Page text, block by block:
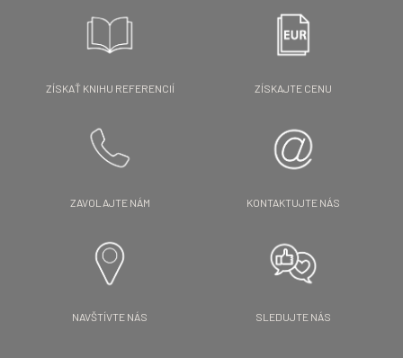
ZÍSKAŤ KNIHU REFERENCIÍ ZÍSKAJTE CENU
ZAVOLAJTE NÁM KONTAKTUJTE NÁS
NAVŠTÍVTE NÁS SLEDUJTE NÁS